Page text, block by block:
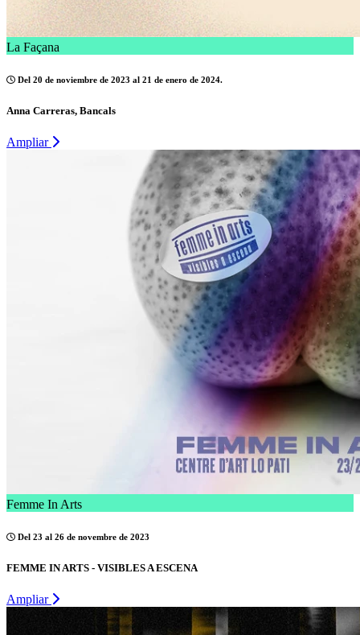
La Façana
Del 20 de noviembre de 2023 al 21 de enero de 2024.
Anna Carreras, Bancals
Ampliar
Femme In Arts
Del 23 al 26 de novembre de 2023
FEMME IN ARTS - VISIBLES A ESCENA
Ampliar